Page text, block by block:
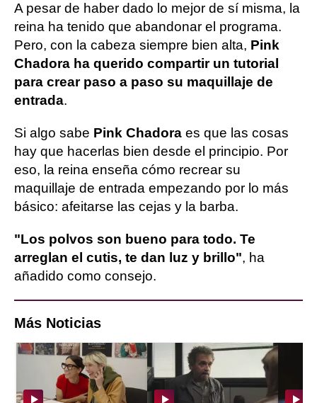
A pesar de haber dado lo mejor de sí misma, la
reina ha tenido que abandonar el programa.
Pero, con la cabeza siempre bien alta, Pink
Chadora ha querido compartir un tutorial
para crear paso a paso su maquillaje de
entrada.
Si algo sabe Pink Chadora es que las cosas
hay que hacerlas bien desde el principio. Por
eso, la reina enseña cómo recrear su
maquillaje de entrada empezando por lo más
básico: afeitarse las cejas y la barba.
"Los polvos son bueno para todo. Te
arreglan el cutis, te dan luz y brillo", ha
añadido como consejo.
Más Noticias